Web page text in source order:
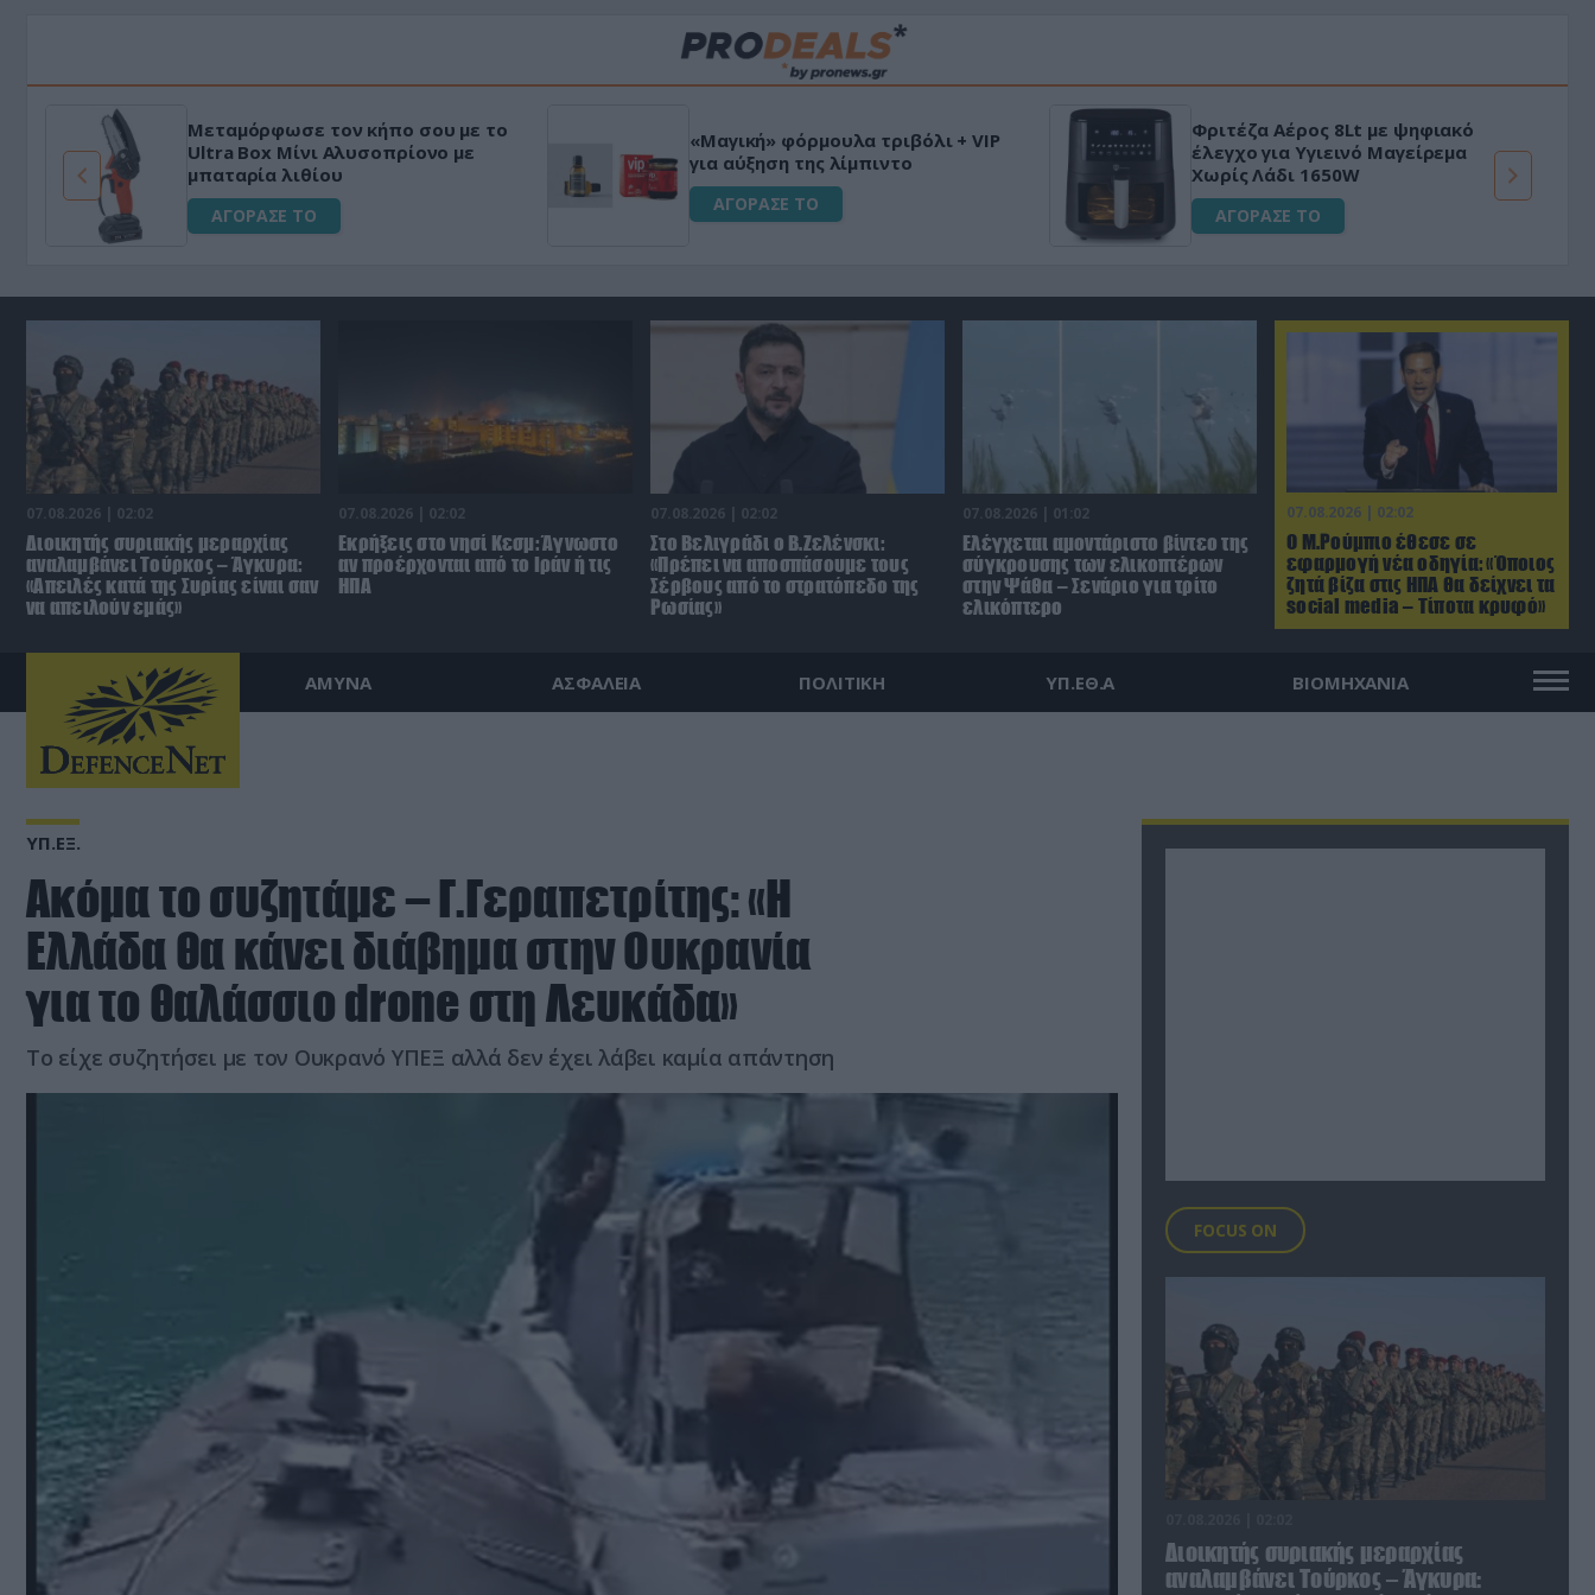
HAPI END: 100% φυτικό διεγερτικό
για άνδρες!
ΑΓΟΡΑΣΕ ΤΟ
Μεταμόρφωσε τον κήπο σου με το
Ultra Box Μίνι Αλυσοπρίονο με
μπαταρία λιθίου
ΑΓΟΡΑΣΕ ΤΟ
«Μαγική» φόρμουλα τριβόλι + VIP
για αύξηση της λίμπιντο
ΑΓΟΡΑΣΕ ΤΟ
07.08.2026 | 02:02
Ο Μ.Ρούμπιο έθεσε σε
εφαρμογή νέα οδηγία: «Όποιος
ζητά βίζα στις ΗΠΑ θα δείχνει τα
social media – Τίποτα κρυφό»
07.08.2026 | 02:02
Διοικητής συριακής μεραρχίας
αναλαμβάνει Τούρκος – Άγκυρα:
«Απειλές κατά της Συρίας είναι σαν
να απειλούν εμάς»
07.08.2026 | 02:02
Εκρήξεις στο νησί Κεσμ: Άγνωστο
αν προέρχονται από το Ιράν ή τις
ΗΠΑ
07.08.2026 | 02:02
Στο Βελιγράδι ο Β.Ζελένσκι:
«Πρέπει να αποσπάσουμε τους
Σέρβους από το στρατόπεδο της
Ρωσίας»
07.08.2026 | 01:02
Ελέγχεται αμοντάριστο βίντεο της
σύγκρουσης των ελικοπτέρων
στην Ψάθα – Σενάριο για τρίτο
ελικόπτερο
ΑΜΥΝΑ ΑΣΦΑΛΕΙΑ ΠΟΛΙΤΙΚΗ ΥΠ.ΕΘ.Α ΒΙΟΜΗΧΑΝΙΑ
ΥΠ.ΕΞ.
Ακόμα το συζητάμε – Γ.Γεραπετρίτης: «Η
Ελλάδα θα κάνει διάβημα στην Ουκρανία
για το θαλάσσιο drone στη Λευκάδα»
Το είχε συζητήσει με τον Ουκρανό ΥΠΕΞ αλλά δεν έχει λάβει καμία απάντηση
FOCUS ON
Διοικητής συριακής μεραρχίας
αναλαμβάνει Τούρκος – Άγκυρα: